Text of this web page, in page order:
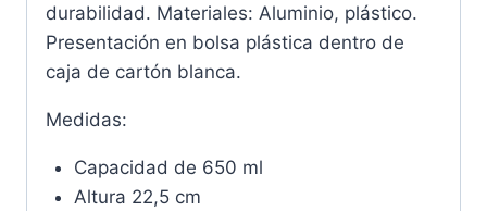
durabilidad. Materiales: Aluminio, plástico.
Presentación en bolsa plástica dentro de
caja de cartón blanca.
Medidas:
Capacidad de 650 ml
Altura 22,5 cm